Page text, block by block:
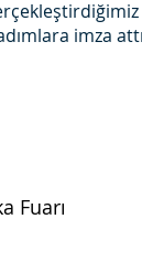
imza
Fuarı